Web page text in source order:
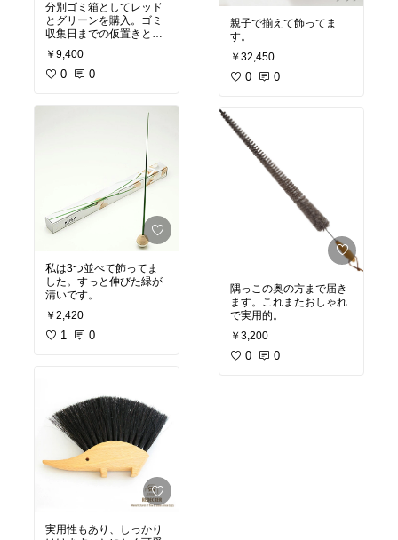
分別ゴミ箱としてレッド
とグリーンを購入。ゴミ
収集日までの仮置きとし
て、マンションのベラン
ダに設置。蓋もあるし、
容量も充分あるので重宝
￥9,400
0 0
私は3つ並べて飾ってま
した。すっと伸びた緑が
清いです。
￥2,420
1 0
実用性もあり、しっかり
親子で揃えて飾ってま
す。
￥32,450
0 0
隅っこの奥の方まで届き
ます。これまたおしゃれ
で実用的。
￥3,200
0 0